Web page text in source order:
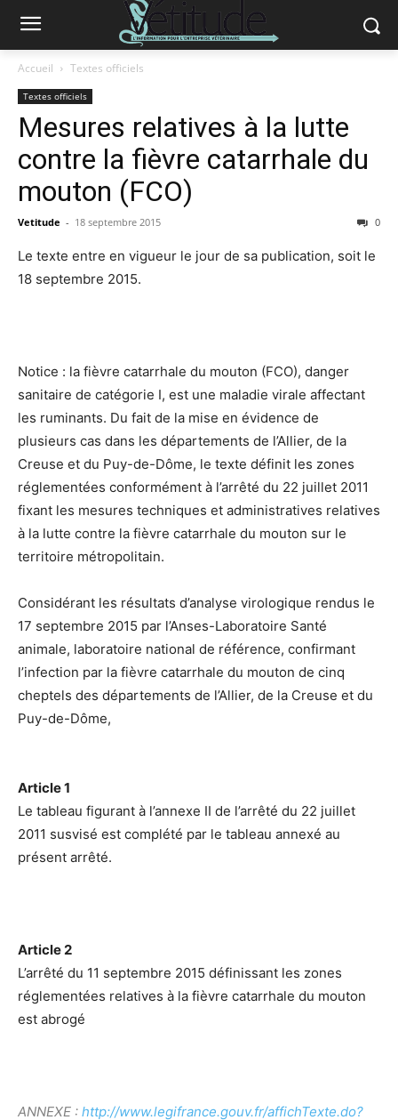
Accueil Textes officiels
Textes officiels
Mesures relatives à la lutte
contre la fièvre catarrhale du
mouton (FCO)
Vetitude - 18 septembre 2015 0
Le texte entre en vigueur le jour de sa publication, soit le
18 septembre 2015.
Notice : la fièvre catarrhale du mouton (FCO), danger
sanitaire de catégorie I, est une maladie virale affectant
les ruminants. Du fait de la mise en évidence de
plusieurs cas dans les départements de l’Allier, de la
Creuse et du Puy-de-Dôme, le texte définit les zones
réglementées conformément à l’arrêté du 22 juillet 2011
fixant les mesures techniques et administratives relatives
à la lutte contre la fièvre catarrhale du mouton sur le
territoire métropolitain.
Considérant les résultats d’analyse virologique rendus le
17 septembre 2015 par l’Anses-Laboratoire Santé
animale, laboratoire national de référence, confirmant
l’infection par la fièvre catarrhale du mouton de cinq
cheptels des départements de l’Allier, de la Creuse et du
Puy-de-Dôme,
Article 1
Le tableau figurant à l’annexe II de l’arrêté du 22 juillet
2011 susvisé est complété par le tableau annexé au
présent arrêté.
Article 2
L’arrêté du 11 septembre 2015 définissant les zones
réglementées relatives à la fièvre catarrhale du mouton
est abrogé
ANNEXE : http://www.legifrance.gouv.fr/affichTexte.do?